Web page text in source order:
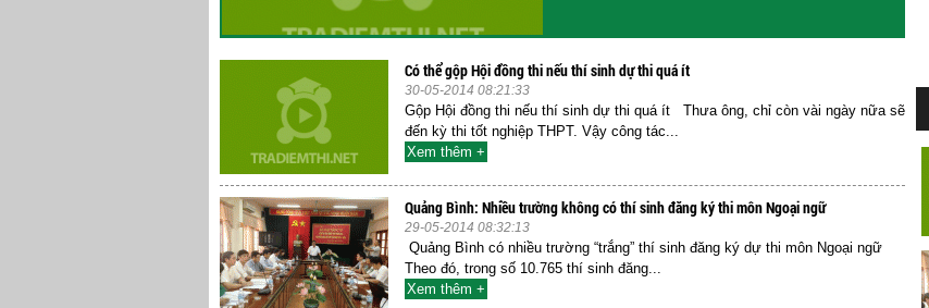
Có thể gộp Hội đồng thi nếu thí sinh dự thi quá ít
30-05-2014 08:21:33
Gộp Hội đồng thi nếu thí sinh dự thi quá ít Thưa ông, chỉ còn vài ngày nữa sẽ
đến kỳ thi tốt nghiệp THPT. Vậy công tác...
Xem thêm +
Quảng Bình: Nhiều trường không có thí sinh đăng ký thi môn Ngoại ngữ
29-05-2014 08:32:13
Quảng Bình có nhiều trường “trắng” thí sinh đăng ký dự thi môn Ngoại ngữ
Theo đó, trong số 10.765 thí sinh đăng...
Xem thêm +